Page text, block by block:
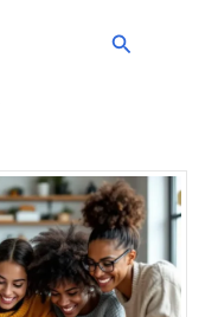
Rechercher